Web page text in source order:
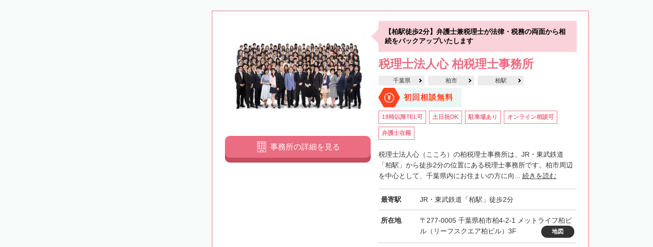
【柏駅徒歩2分】弁護士兼税理士が法律・税務の両面から相
続をバックアップいたします
税理士法人心 柏税理士事務所
千葉県 柏市 柏駅
初回相談無料
19時以降TEL可 土日祝OK 駐車場あり オンライン相談可
弁護士在籍
税理士法人心（こころ）の柏税理士事務所は、JR・東武鉄道
「柏駅」から徒歩2分の位置にある税理士事務所です。柏市周辺
を中心として、千葉県内にお住まいの方に向... 続きを読む
最寄駅 JR・東武鉄道「柏駅」徒歩2分
所在地
〒277-0005 千葉県柏市柏4-2-1 メットライフ柏ビ
ル（リーフスクエア柏ビル）3F
地図
事務所の詳細を見る